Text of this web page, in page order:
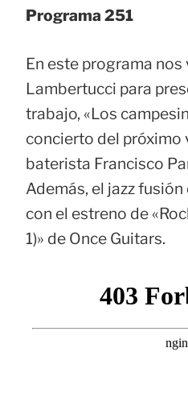
Programa 251
En este programa
Lambertucci para
trabajo, «Los
concierto del próximo
baterista Francisco
Además, el jazz
con el estreno de
1)» de Once Guitars.